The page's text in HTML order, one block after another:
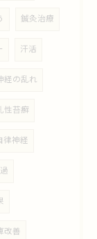
鍼灸治療
汗活
経の乱れ
性苔癬
律神経
改善